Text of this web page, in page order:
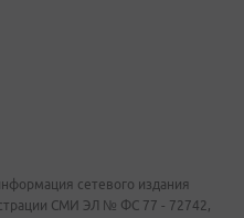
сетевого издания
СМИ ЭЛ № ФС 77 - 72742,